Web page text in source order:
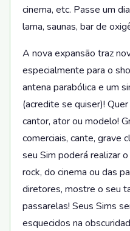
cinema, etc. Passe um
lama, saunas, bar de
A nova expansão traz
especialmente para o
antena parabólica e um
(acredite se quiser)!
cantor, ator ou modelo!
comerciais, cante, grave
seu Sim poderá realizar
rock, do cinema ou das
diretores, mostre o seu
passarelas! Seus Sims
esquecidos na